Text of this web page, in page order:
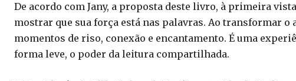
De acordo com Jany, a proposta deste livro, à primeira
mostrar que sua força está nas palavras. Ao transformar
momentos de riso, conexão e encantamento. É uma
forma leve, o poder da leitura compartilhada.